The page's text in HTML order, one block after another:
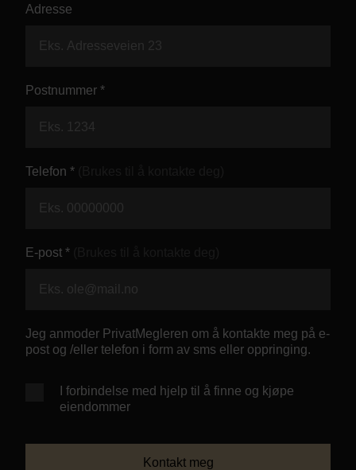
Finansiering
Kjøpsmegling
Stillinger
Om oss
Personvern
Adresse
Postnummer *
Telefon *
E-post *
Jeg anmoder PrivatMegleren om å kontakte meg på e-
post og /eller telefon i form av sms eller oppringing.
I forbindelse med hjelp til å finne og kjøpe
eiendommer
Kontakt meg